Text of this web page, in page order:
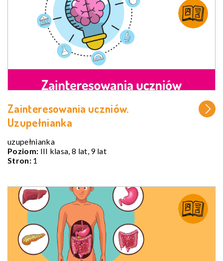
Zainteresowania uczniów.
Uzupełnianka
uzupełnianka
Poziom: III klasa, 8 lat, 9 lat
Stron:1